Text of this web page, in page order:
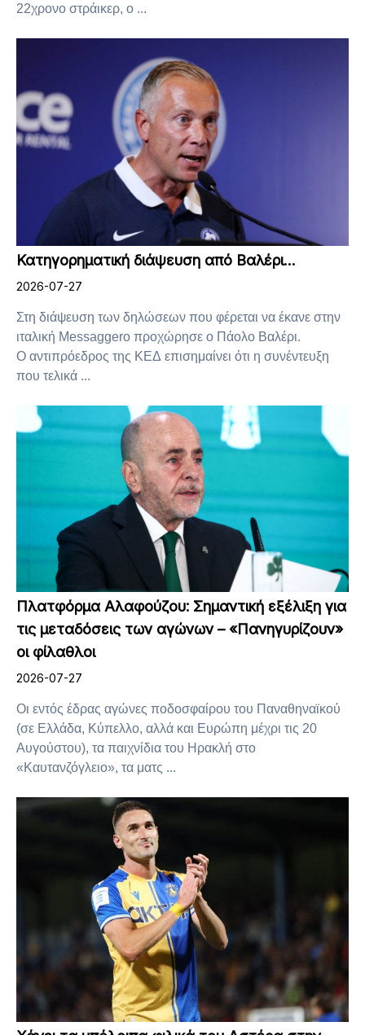
22χρονο στράικερ, ο ...
Κατηγορηματική διάψευση από Βαλέρι…
2026-07-27
Στη διάψευση των δηλώσεων που φέρεται να έκανε στην
ιταλική Messaggero προχώρησε ο Πάολο Βαλέρι.
Ο αντιπρόεδρος της ΚΕΔ επισημαίνει ότι η συνέντευξη
που τελικά ...
Πλατφόρμα Αλαφούζου: Σημαντική εξέλιξη για
τις μεταδόσεις των αγώνων – «Πανηγυρίζουν»
οι φίλαθλοι
2026-07-27
Οι εντός έδρας αγώνες ποδοσφαίρου του Παναθηναϊκού
(σε Ελλάδα, Κύπελλο, αλλά και Ευρώπη μέχρι τις 20
Αυγούστου), τα παιχνίδια του Ηρακλή στο
«Καυτανζόγλειο», τα ματς ...